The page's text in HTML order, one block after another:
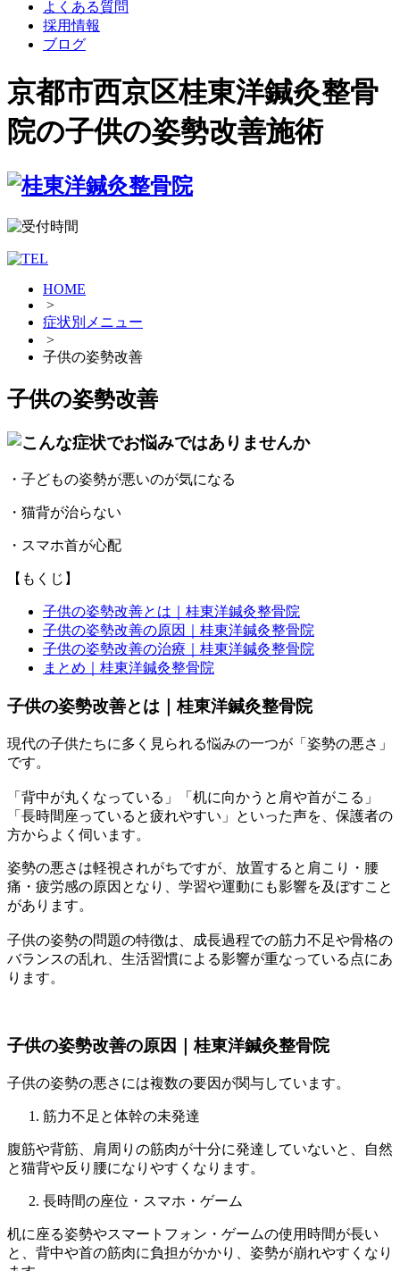
よくある質問
採用情報
ブログ
京都市西京区桂東洋鍼灸整骨
院の子供の姿勢改善施術
HOME
>
症状別メニュー
>
子供の姿勢改善
子供の姿勢改善
・子どもの姿勢が悪いのが気になる
・猫背が治らない
・スマホ首が心配
【もくじ】
子供の姿勢改善とは｜桂東洋鍼灸整骨院
子供の姿勢改善の原因｜桂東洋鍼灸整骨院
子供の姿勢改善の治療｜桂東洋鍼灸整骨院
まとめ｜桂東洋鍼灸整骨院
子供の姿勢改善とは｜桂東洋鍼灸整骨院
現代の子供たちに多く見られる悩みの一つが「姿勢の悪さ」
です。
「背中が丸くなっている」「机に向かうと肩や首がこる」
「長時間座っていると疲れやすい」といった声を、保護者の
方からよく伺います。
姿勢の悪さは軽視されがちですが、放置すると肩こり・腰
痛・疲労感の原因となり、学習や運動にも影響を及ぼすこと
があります。
子供の姿勢の問題の特徴は、成長過程での筋力不足や骨格の
バランスの乱れ、生活習慣による影響が重なっている点にあ
ります。
子供の姿勢改善の原因｜桂東洋鍼灸整骨院
子供の姿勢の悪さには複数の要因が関与しています。
筋力不足と体幹の未発達
腹筋や背筋、肩周りの筋肉が十分に発達していないと、自然
と猫背や反り腰になりやすくなります。
長時間の座位・スマホ・ゲーム
机に座る姿勢やスマートフォン・ゲームの使用時間が長い
と、背中や首の筋肉に負担がかかり、姿勢が崩れやすくなり